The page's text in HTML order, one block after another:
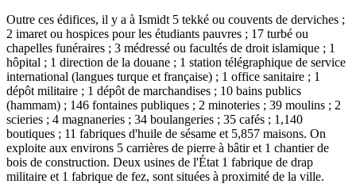
Outre ces édifices, il y a à Ismidt 5 tekké ou couvents de derviches ;
2 imaret ou hospices pour les étudiants pauvres ; 17 turbé ou
chapelles funéraires ; 3 médressé ou facultés de droit islamique ; 1
hôpital ; 1 direction de la douane ; 1 station télégraphique de service
international (langues turque et française) ; 1 office sanitaire ; 1
dépôt militaire ; 1 dépôt de marchandises ; 10 bains publics
(hammam) ; 146 fontaines publiques ; 2 minoteries ; 39 moulins ; 2
scieries ; 4 magnaneries ; 34 boulangeries ; 35 cafés ; 1,140
boutiques ; 11 fabriques d'huile de sésame et 5,857 maisons. On
exploite aux environs 5 carrières de pierre à bâtir et 1 chantier de
bois de construction. Deux usines de l'État 1 fabrique de drap
militaire et 1 fabrique de fez, sont situées à proximité de la ville.